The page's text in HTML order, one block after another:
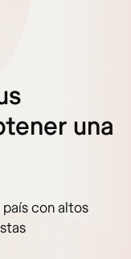
una
con altos